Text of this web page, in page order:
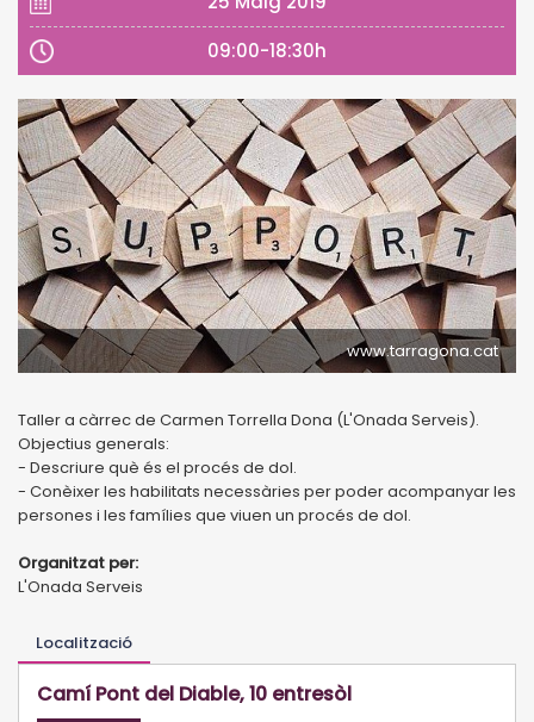
09:00-18:30h
www.tarragona.cat
Taller a càrrec de Carmen Torrella Dona (L'Onada Serveis).
Objectius generals:
- Descriure què és el procés de dol.
- Conèixer les habilitats necessàries per poder acompanyar les
persones i les famílies que viuen un procés de dol.
Organitzat per:
L'Onada Serveis
Localització
Camí Pont del Diable, 10 entresòl